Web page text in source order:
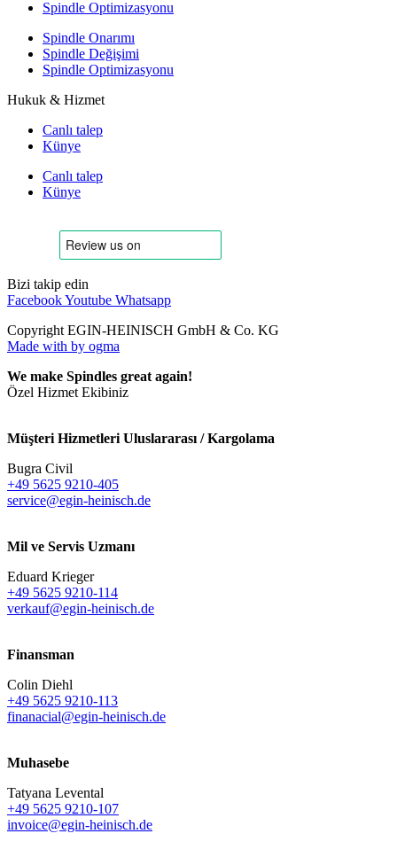
Spindle Optimizasyonu
Spindle Onarımı
Spindle Değişimi
Spindle Optimizasyonu
Hukuk & Hizmet
Canlı talep
Künye
Canlı talep
Künye
Bizi takip edin
FacebookYoutube Whatsapp
Copyright EGIN-HEINISCH GmbH & Co. KG
Made with by ogma
We make Spindles great again!
Özel Hizmet Ekibiniz
Müşteri Hizmetleri Uluslararası / Kargolama
Bugra Civil
+49 5625 9210-405
service@egin-heinisch.de
Mil ve Servis Uzmanı
Eduard Krieger
+49 5625 9210-114
verkauf@egin-heinisch.de
Finansman
Colin Diehl
+49 5625 9210-113
finanacial@egin-heinisch.de
Muhasebe
Tatyana Levental
+49 5625 9210-107
invoice@egin-heinisch.de